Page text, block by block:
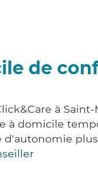
de
à
à domicile
plus